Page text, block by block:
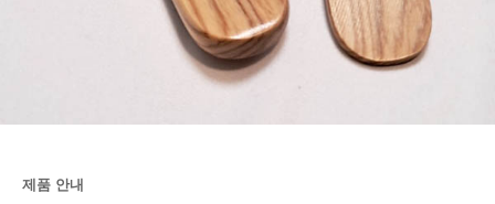
제품 안내